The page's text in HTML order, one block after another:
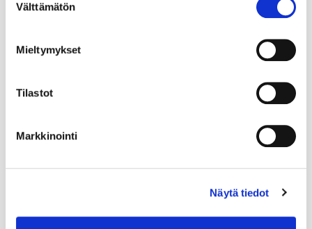
valinta
Välttämätön
Mieltymykset
Tilastot
Markkinointi
Näytä tiedot